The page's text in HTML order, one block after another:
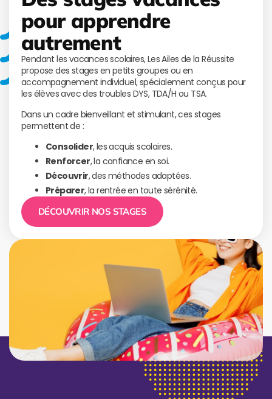
pour apprendre
autrement
Pendant les vacances scolaires, Les Ailes de la Réussite
propose des stages en petits groupes ou en
accompagnement individuel, spécialement conçus pour
les élèves avec des troubles DYS, TDA/H ou TSA.
Dans un cadre bienveillant et stimulant, ces stages
permettent de :
Consolider, les acquis scolaires.
Renforcer, la confiance en soi.
Découvrir, des méthodes adaptées.
Préparer, la rentrée en toute sérénité.
DÉCOUVRIR NOS STAGES